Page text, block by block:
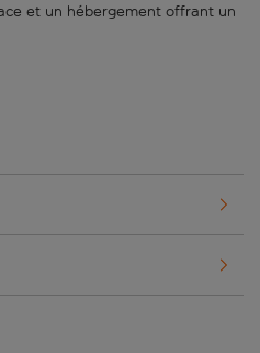
et un hébergement offrant un